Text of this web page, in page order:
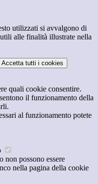
utilizzati si avvalgono di
alle finalità illustrate nella
Accetta tutti i cookies
quali cookie consentire.
il funzionamento della
al funzionamento potete
non possono essere
nella pagina della cookie